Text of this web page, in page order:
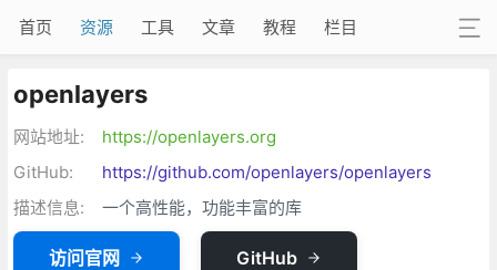
首页 资源 工具 文章 教程 栏目
openlayers
网站地址:
https://openlayers.org
GitHub:
https://github.com/openlayers/openlayers
描述信息:
一个高性能，功能丰富的库
访问官网 GitHub